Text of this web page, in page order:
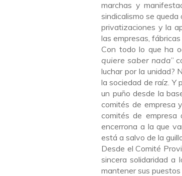
marchas y
sindicalismo se
privatizaciones y la
las empresas,
Con todo lo que ha
quiere saber nada”
luchar por la unidad?
la sociedad de raíz. Y
un puño desde la
comités de empresa
comités de empresa
encerrona a la que
está a salvo de la
Desde el Comité
sincera solidaridad a
mantener sus